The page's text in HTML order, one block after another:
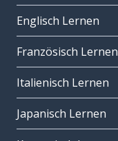
Englisch Lernen
Französisch Lernen
Italienisch Lernen
Japanisch Lernen